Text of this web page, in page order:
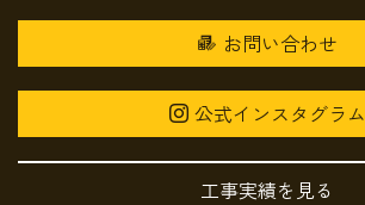
お問い合わせ
公式インスタグラム
工事実績を見る